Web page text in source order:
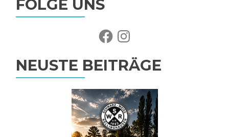
FOLGE UNS
NEUSTE BEITRÄGE